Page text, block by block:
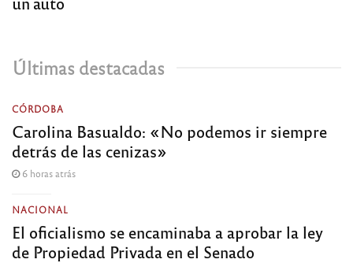
Últimas destacadas
CÓRDOBA
Carolina Basualdo: «No podemos ir siempre
detrás de las cenizas»
6 horas atrás
NACIONAL
El oficialismo se encaminaba a aprobar la ley
de Propiedad Privada en el Senado